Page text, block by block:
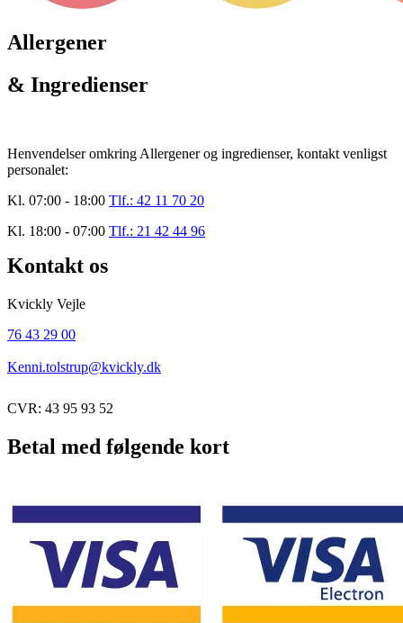
Allergener
& Ingredienser
Henvendelser omkring Allergener og ingredienser, kontakt venligst
personalet:
Kl. 07:00 - 18:00 Tlf.: 42 11 70 20
Kl. 18:00 - 07:00 Tlf.: 21 42 44 96
Kontakt os
Kvickly Vejle
76 43 29 00
Kenni.tolstrup@kvickly.dk
CVR: 43 95 93 52
Betal med følgende kort